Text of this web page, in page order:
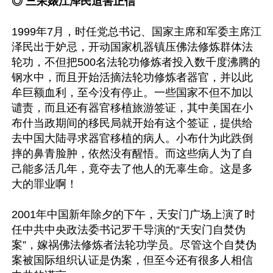
1999年7月，时任党总书记、国家主席和军委主席江
泽民出于妒忌，开动国家机器镇压佛法修炼群体法
轮功，不但把500名法轮功修炼者投入数千度沸腾的
钢水中，而且开始活摘法轮功修炼者器官，并以此
牟巨额血利，至今没有停止。一些国家不但不加以
谴责，而且还有器官移植旅游签证，其中美国在小
布什当政期间的移民局就开始有这个签证，提供给
去中国大陆寻求器官移植的病人。小布什为此跌倒
摔的鼻青脸肿，依然没有醒悟。而这些病人为了自
己能多活几年，竟夺去了他人的无辜生命。这是多
大的罪业啊！
2001年中国新年除夕的下午，天安门广场上演了时
任中共中央政法委书记罗干导演的“天安门自焚伪
案”，嫁祸佛法修炼者法轮功学员。尽管这个自焚伪
案被国际组织认证是伪案，但至今还有很多人相信